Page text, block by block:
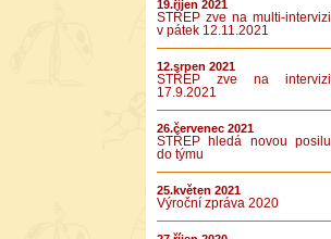
19.říjen 2021
STŘEP zve na multi-intervizi
v pátek 12.11.2021
12.srpen 2021
STŘEP zve na intervizi
17.9.2021
26.červenec 2021
STŘEP hledá novou posilu
do týmu
25.květen 2021
Výroční zpráva 2020